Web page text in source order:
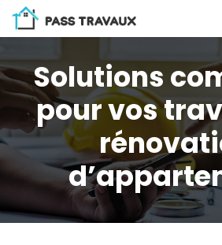
Solutions
pour vos